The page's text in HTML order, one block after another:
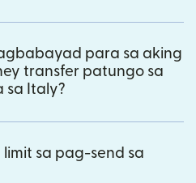
para sa aking
transfer patungo sa
sa Italy?
sa pag-send sa